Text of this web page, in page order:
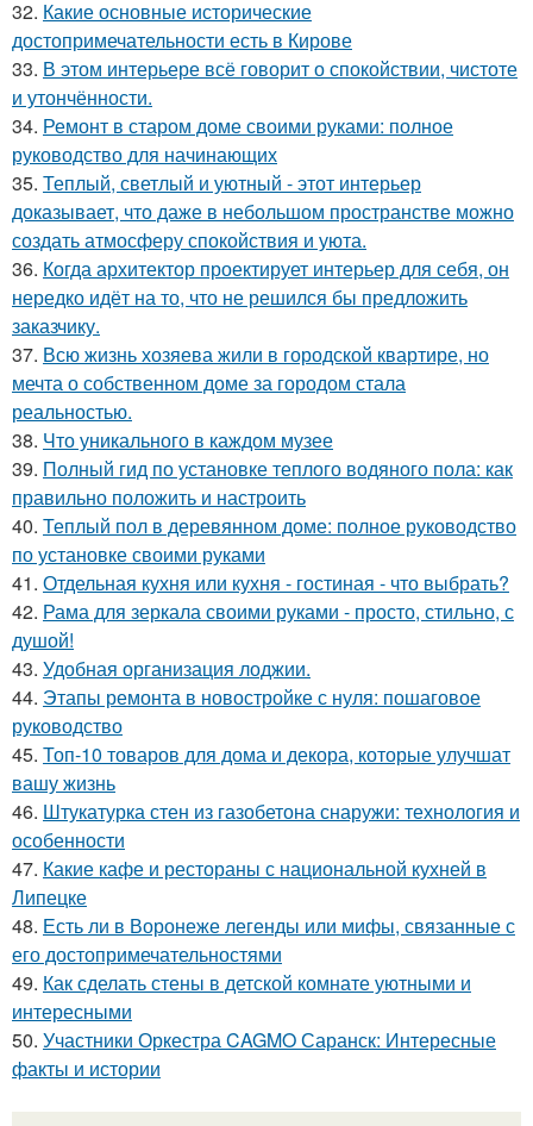
32. Какие основные исторические
достопримечательности есть в Кирове
33. В этом интерьере всё говорит о спокойствии, чистоте
и утончённости.
34. Ремонт в старом доме своими руками: полное
руководство для начинающих
35. Теплый, светлый и уютный - этот интерьер
доказывает, что даже в небольшом пространстве можно
создать атмосферу спокойствия и уюта.
36. Когда архитектор проектирует интерьер для себя, он
нередко идёт на то, что не решился бы предложить
заказчику.
37. Всю жизнь хозяева жили в городской квартире, но
мечта о собственном доме за городом стала
реальностью.
38. Что уникального в каждом музее
39. Полный гид по установке теплого водяного пола: как
правильно положить и настроить
40. Теплый пол в деревянном доме: полное руководство
по установке своими руками
41. Отдельная кухня или кухня - гостиная - что выбрать?
42. Рама для зеркала своими руками - просто, стильно, с
душой!
43. Удобная организация лоджии.
44. Этапы ремонта в новостройке с нуля: пошаговое
руководство
45. Топ-10 товаров для дома и декора, которые улучшат
вашу жизнь
46. Штукатурка стен из газобетона снаружи: технология и
особенности
47. Какие кафе и рестораны с национальной кухней в
Липецке
48. Есть ли в Воронеже легенды или мифы, связанные с
его достопримечательностями
49. Как сделать стены в детской комнате уютными и
интересными
50. Участники Оркестра CAGMO Саранск: Интересные
факты и истории